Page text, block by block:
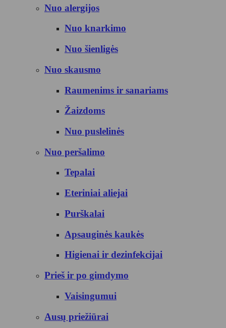
Nuo alergijos
Nuo knarkimo
Nuo šienligės
Nuo skausmo
Raumenims ir sanariams
Žaizdoms
Nuo puslelinės
Nuo peršalimo
Tepalai
Eteriniai aliejai
Purškalai
Apsauginės kaukės
Higienai ir dezinfekcijai
Prieš ir po gimdymo
Vaisingumui
Ausų priežiūrai